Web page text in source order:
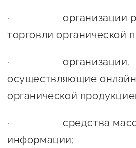
социальной
О центре
Проекты
Поддержка центра
Онлайн-витрина
производства
Центр поддержки
предпринимателя
Органы власти
Организации,
предоставляющие
· организации
торговли органической
· организации,
осуществляющие
органической
· средства
информации;